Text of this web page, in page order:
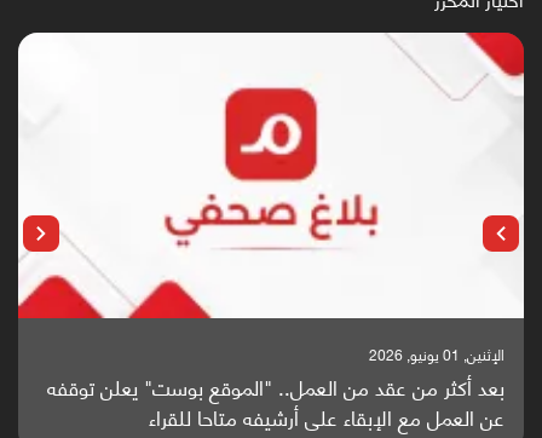
الإثنين, 25 مايو, 2026
باحثون من اليمن يدخلون سباق أبحاث ألزهايمر بدراسة
واعدة منشورة عالميا (ترجمة)